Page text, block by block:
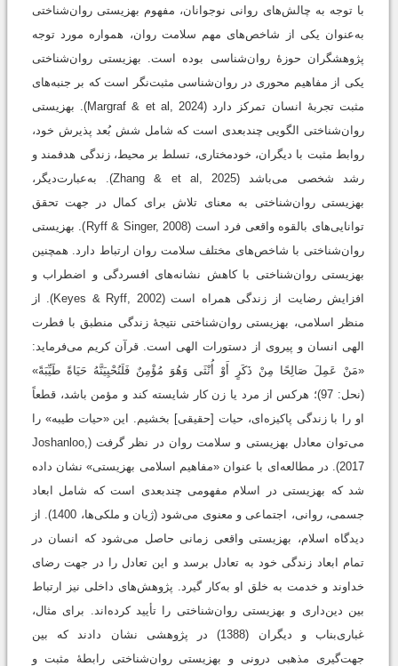
با توجه به چالش‌های روانی نوجوانان، مفهوم بهزیستی روان‌شناختی
به‌عنوان یکی از شاخص‌های مهم سلامت روان، همواره مورد توجه
پژوهشگران حوزۀ روان‌شناسی بوده است. بهزیستی روان‌شناختی
یکی از مفاهیم محوری در روان‌شناسی مثبت‌نگر است که بر جنبه‌های
مثبت تجربۀ انسان تمرکز دارد (Margraf & et al, 2024). بهزیستی
روان‌شناختی الگویی چندبعدی است که شامل شش بُعد پذیرش خود،
روابط مثبت با دیگران، خودمختاری، تسلط بر محیط، زندگی هدفمند و
رشد شخصی می‌باشد (Zhang & et al, 2025). به‌عبارت‌دیگر،
بهزیستی روان‌شناختی به معنای تلاش برای کمال در جهت تحقق
توانایی‌های بالقوه واقعی فرد است (Ryff & Singer, 2008). بهزیستی
روان‌شناختی با شاخص‌های مختلف سلامت روان ارتباط دارد. همچنین
بهزیستی روان‌شناختی با کاهش نشانه‌های افسردگی و اضطراب و
افزایش رضایت از زندگی همراه است (Keyes & Ryff, 2002). از
منظر اسلامی، بهزیستی روان‌شناختی نتیجۀ زندگی منطبق با فطرت
الهی انسان و پیروی از دستورات الهی است. قرآن کریم می‌فرماید:
«مَنْ عَمِلَ صَالِحًا مِنْ ذَكَرٍ أَوْ أُنْثَى وَهُوَ مُؤْمِنٌ فَلَنُحْيِيَنَّهُ حَيَاةً طَيِّبَةً»
(نحل: 97)؛ هرکس از مرد یا زن کار شایسته کند و مؤمن باشد، قطعاً
او را با زندگی پاکیزه‌ای، حیات [حقیقی] بخشیم. این «حیات طیبه» را
می‌توان معادل بهزیستی و سلامت روان در نظر گرفت (Joshanloo,
2017). در مطالعه‌ای با عنوان «مفاهیم اسلامی بهزیستی» نشان داده
شد که بهزیستی در اسلام مفهومی چندبعدی است که شامل ابعاد
جسمی، روانی، اجتماعی و معنوی می‌شود (ژیان و ملکی‌ها، 1400). از
دیدگاه اسلام، بهزیستی واقعی زمانی حاصل می‌شود که انسان در
تمام ابعاد زندگی خود به تعادل برسد و این تعادل را در جهت رضای
خداوند و خدمت به خلق او به‌کار گیرد. پژوهش‌های داخلی نیز ارتباط
بین دین‌داری و بهزیستی روان‌شناختی را تأیید کرده‌اند. برای مثال،
غباری‌بناب و دیگران (1388) در پژوهشی نشان دادند که بین
جهت‌گیری مذهبی درونی و بهزیستی روان‌شناختی رابطۀ مثبت و